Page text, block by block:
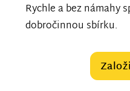
Rychle a bez námahy
dobročinnou sbírku.